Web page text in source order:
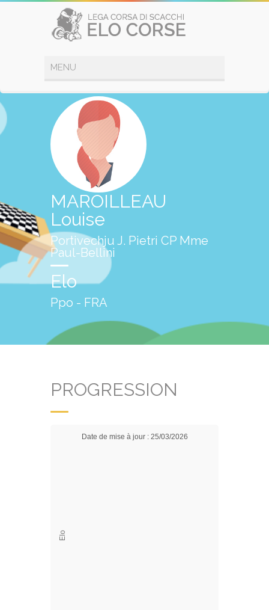
MAROILLEAU
Louise
Portivechju J. Pietri CP Mme
Paul-Bellini
Elo
Ppo - FRA
PROGRESSION
Elo
Date de mise à jour : 25/03/2026